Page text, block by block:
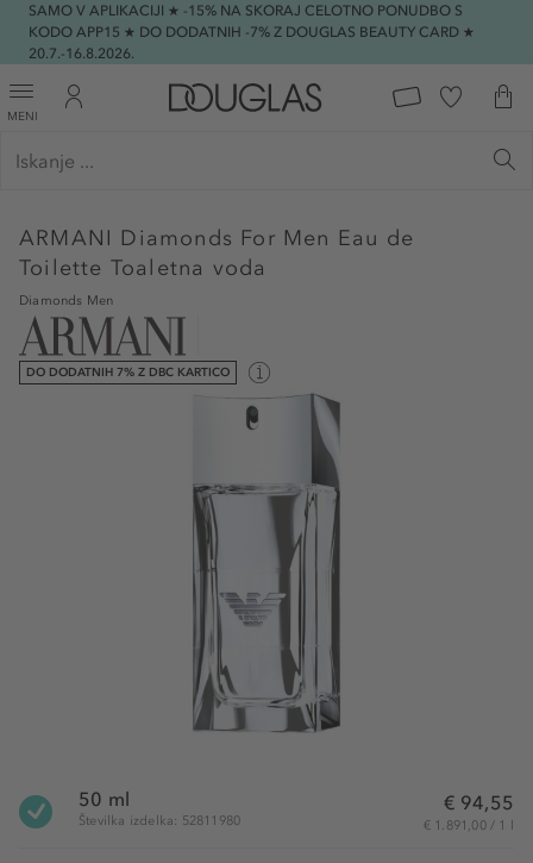
SAMO V APLIKACIJI ★ -15% NA SKORAJ CELOTNO PONUDBO S
KODO APP15 ★ DO DODATNIH -7% Z DOUGLAS BEAUTY CARD ★
20.7.-16.8.2026.
MENI
ARMANI Diamonds For Men Eau de
Toilette Toaletna voda
Diamonds Men
DO DODATNIH 7% Z DBC KARTICO
50 ml
Številka izdelka: 52811980
€ 94,55
€ 1.891,00 / 1 l